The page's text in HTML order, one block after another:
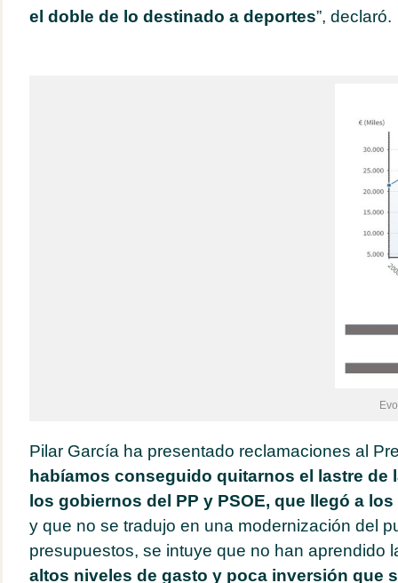
el doble de lo destinado a deportes”, declaró.
Pilar García ha presentado reclamaciones al
habíamos conseguido quitarnos el lastre de
los gobiernos del PP y PSOE, que llegó a
y que no se tradujo en una modernización del
presupuestos, se intuye que no han aprendido
altos niveles de gasto y poca inversión que